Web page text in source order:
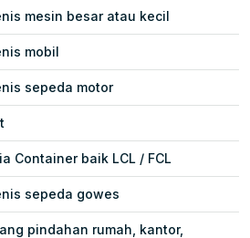
mesin besar atau kecil
mobil
sepeda motor
Container baik LCL / FCL
sepeda gowes
pindahan rumah, kantor,